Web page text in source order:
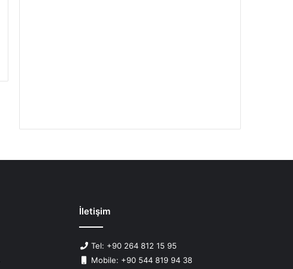
İletişim
Tel: +90 264 812 15 95
Mobile: +90 544 819 94 38